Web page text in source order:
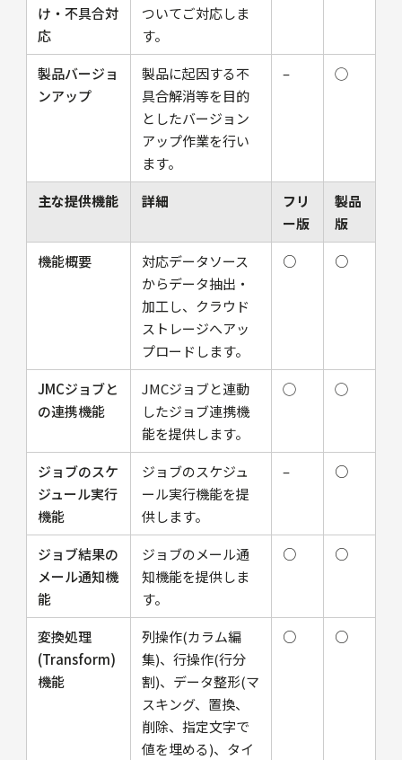
け・不具合対
応
ついてご対応しま
す。
製品バージョ
ンアップ
製品に起因する不
具合解消等を目的
としたバージョン
アップ作業を行い
ます。
– ◯
主な提供機能 詳細
フリ
ー版
製品
版
機能概要
対応データソース
からデータ抽出・
加工し、クラウド
ストレージへアッ
プロードします。
○ ○
JMCジョブと
の連携機能
JMCジョブと連動
したジョブ連携機
能を提供します。
◯ ◯
ジョブのスケ
ジュール実行
機能
ジョブのスケジュ
ール実行機能を提
供します。
– ○
ジョブ結果の
メール通知機
能
ジョブのメール通
知機能を提供しま
す。
○ ○
変換処理
(Transform)
機能
列操作(カラム編
集)、行操作(行分
割)、データ整形(マ
スキング、置換、
削除、指定文字で
値を埋める)、タイ
○ ○